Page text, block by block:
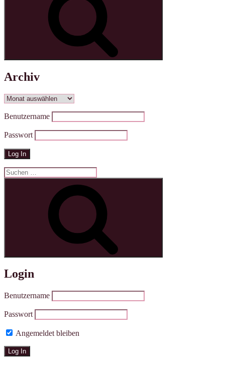
Archiv
Archiv
Benutzername
Passwort
Suchen
nach:
Login
Benutzername
Passwort
Angemeldet bleiben